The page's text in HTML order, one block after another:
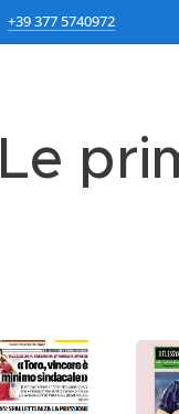
+39 377 5740972
Le